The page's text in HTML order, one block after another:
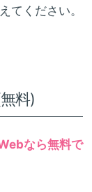
てください。
料)
なら無料で